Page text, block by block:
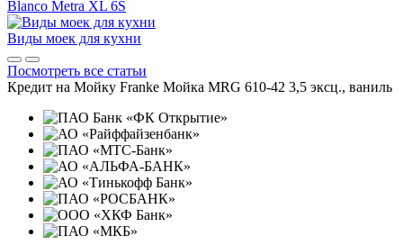
Blanco Metra XL 6S
Виды моек для кухни
Посмотреть все статьи
Кредит на Мойку Franke Мойка MRG 610-42 3,5 эксц., ваниль